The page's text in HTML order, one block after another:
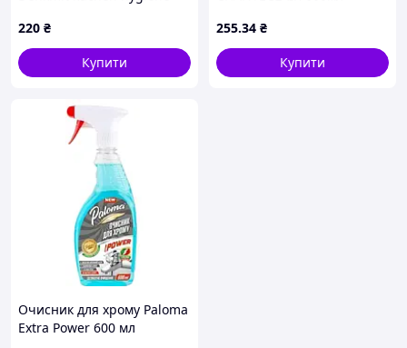
220 ₴
Купити
Знежирювач тригер
ЛИМОН
255.34 ₴
Купити
Очисник для хрому Paloma
Extra Power 600 мл